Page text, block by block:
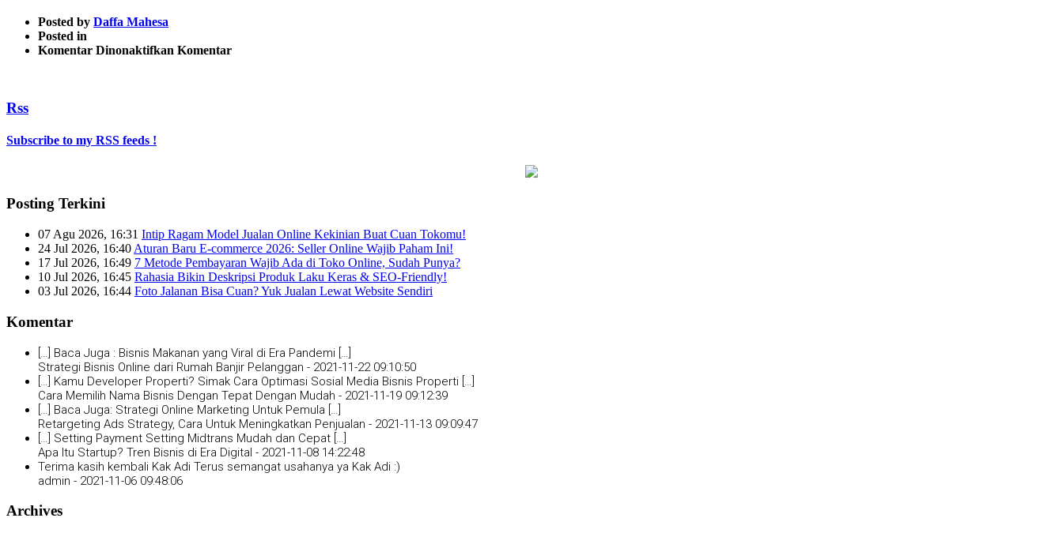
Posted by Daffa Mahesa
Posted in
Komentar Dinonaktifkan pada
Komentar
Rss
Subscribe to my RSS feeds !
Posting Terkini
07 Agu 2026, 16:31 Intip Ragam Model Jualan Online Kekinian Buat Cuan Tokomu!
24 Jul 2026, 16:40 Aturan Baru E-commerce 2026: Seller Online Wajib Paham Ini!
17 Jul 2026, 16:49 7 Metode Pembayaran Wajib Ada di Toko Online, Sudah Punya?
10 Jul 2026, 16:45 Rahasia Bikin Deskripsi Produk Laku Keras & SEO-Friendly!
03 Jul 2026, 16:44 Foto Jalanan Bisa Cuan? Yuk Jualan Lewat Website Sendiri
Komentar
[…] Baca Juga : Bisnis Makanan yang Viral di Era Pandemi […]
Strategi Bisnis Online dari Rumah Banjir Pelanggan - 2021-11-22 09:10:50
[…] Kamu Developer Properti? Simak Cara Optimasi Sosial Media Bisnis Properti […]
Cara Memilih Nama Bisnis Dengan Tepat Dengan Mudah - 2021-11-19 09:12:39
[…] Baca Juga: Strategi Online Marketing Untuk Pemula […]
Retargeting Ads Strategy, Cara Untuk Meningkatkan Penjualan - 2021-11-13 09:09:47
[…] Setting Payment Setting Midtrans Mudah dan Cepat […]
Apa Itu Startup? Tren Bisnis di Era Digital - 2021-11-08 14:22:48
Terima kasih kembali Kak Adi Terus semangat usahanya ya Kak Adi :)
admin - 2021-11-06 09:48:06
Archives